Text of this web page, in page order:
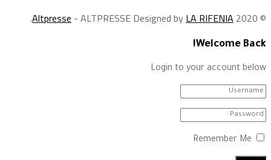
© 2020
Altpresse- ALTPRESSE Designed byLA RIFENIA
.
Welcome Back!
Login to your account below
Remember Me